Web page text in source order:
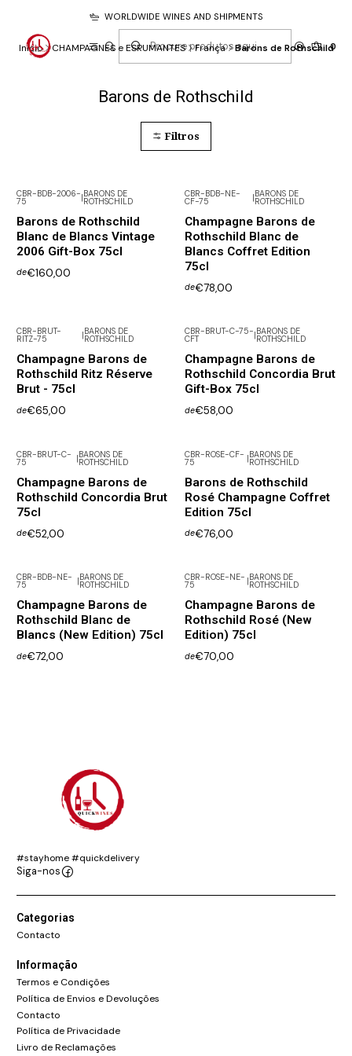
0
WORLDWIDE WINES AND SHIPMENTS
Início CHAMPAGNES e ESPUMANTES França Barons de Rothschild
Barons de Rothschild
Filtros
CBR-BDB-2006-
75 |BARONS DE
ROTHSCHILD
Barons de Rothschild
Blanc de Blancs Vintage
2006 Gift-Box 75cl
de€160,00
CBR-BDB-NE-
CF-75 |BARONS DE
ROTHSCHILD
Champagne Barons de
Rothschild Blanc de
Blancs Coffret Edition
75cl
de€78,00
CBR-BRUT-
RITZ-75
BARONS DE
ROTHSCHILD
Champagne Barons de
Rothschild Ritz Réserve
Brut - 75cl
de€65,00
CBR-BRUT-C-75-
CFT
BARONS DE
ROTHSCHILD
Champagne Barons de
Rothschild Concordia Brut
Gift-Box 75cl
de€58,00
CBR-BRUT-C-
75 |BARONS DE
ROTHSCHILD
Champagne Barons de
Rothschild Concordia Brut
75cl
de€52,00
CBR-ROSE-CF-
75 |BARONS DE
ROTHSCHILD
Barons de Rothschild
Rosé Champagne Coffret
Edition 75cl
de€76,00
CBR-BDB-NE-
75
BARONS DE
ROTHSCHILD
Champagne Barons de
Rothschild Blanc de
Blancs (New Edition) 75cl
de€72,00
CBR-ROSE-NE-
75
BARONS DE
ROTHSCHILD
Champagne Barons de
Rothschild Rosé (New
Edition) 75cl
de€70,00
#stayhome #quickdelivery
Siga-nos
Categorias
Contacto
Informação
Termos e Condições
Política de Envios e Devoluções
Contacto
Política de Privacidade
Livro de Reclamações